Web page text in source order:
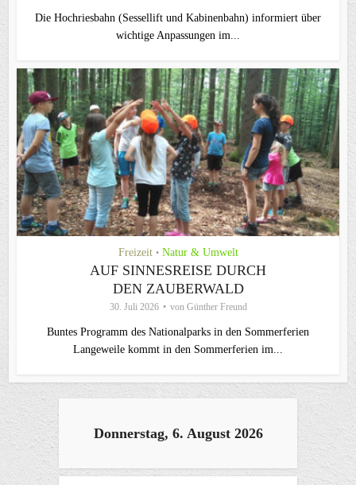
Die Hochriesbahn (Sessellift und Kabinenbahn) informiert über
wichtige Anpassungen im...
Freizeit • Natur & Umwelt
AUF SINNESREISE DURCH
DEN ZAUBERWALD
30. Juli 2026 von Günther Freund
Buntes Programm des Nationalparks in den Sommerferien
Langeweile kommt in den Sommerferien im...
Donnerstag, 6. August 2026